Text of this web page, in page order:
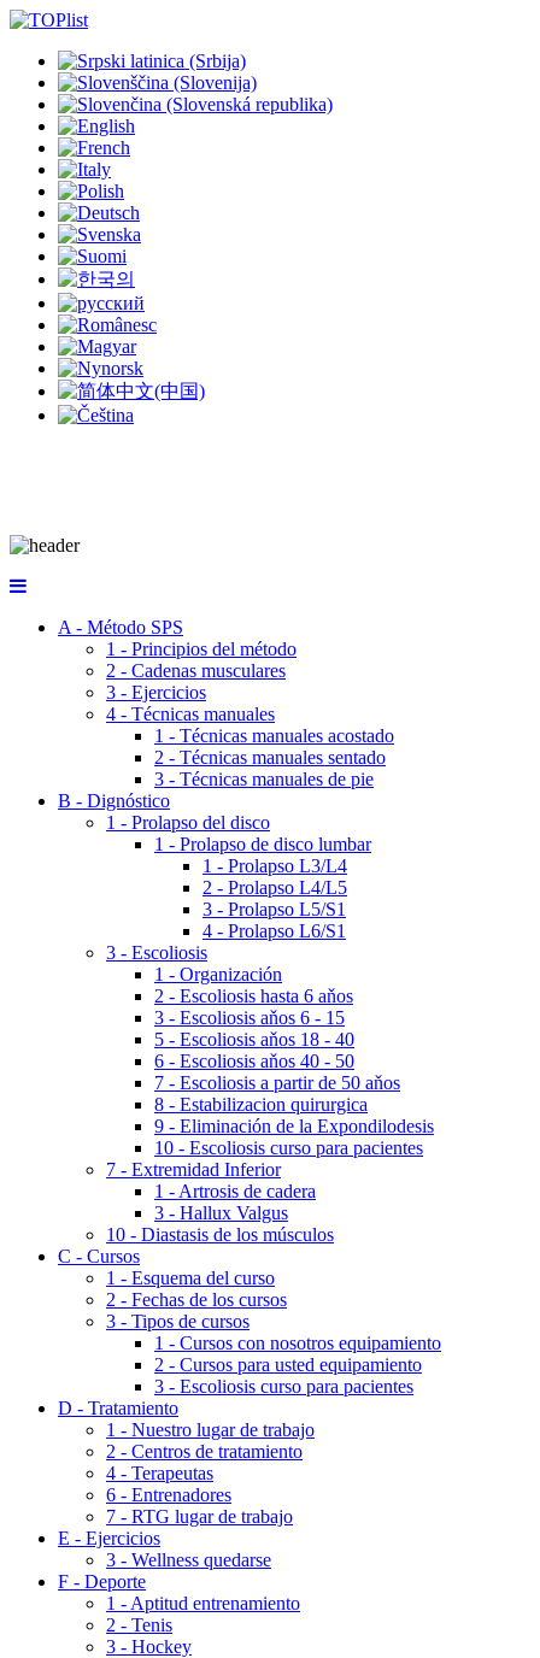
A - Método SPS
1 - Principios del método
2 - Cadenas musculares
3 - Ejercicios
4 - Técnicas manuales
1 - Técnicas manuales acostado
2 - Técnicas manuales sentado
3 - Técnicas manuales de pie
B - Dignóstico
1 - Prolapso del disco
1 - Prolapso de disco lumbar
1 - Prolapso L3/L4
2 - Prolapso L4/L5
3 - Prolapso L5/S1
4 - Prolapso L6/S1
3 - Escoliosis
1 - Organización
2 - Escoliosis hasta 6 aňos
3 - Escoliosis aňos 6 - 15
5 - Escoliosis aňos 18 - 40
6 - Escoliosis aňos 40 - 50
7 - Escoliosis a partir de 50 aňos
8 - Estabilizacion quirurgica
9 - Eliminación de la Expondilodesis
10 - Escoliosis curso para pacientes
7 - Extremidad Inferior
1 - Artrosis de cadera
3 - Hallux Valgus
10 - Diastasis de los músculos
C - Cursos
1 - Esquema del curso
2 - Fechas de los cursos
3 - Tipos de cursos
1 - Cursos con nosotros equipamiento
2 - Cursos para usted equipamiento
3 - Escoliosis curso para pacientes
D - Tratamiento
1 - Nuestro lugar de trabajo
2 - Centros de tratamiento
4 - Terapeutas
6 - Entrenadores
7 - RTG lugar de trabajo
E - Ejercicios
3 - Wellness quedarse
F - Deporte
1 - Aptitud entrenamiento
2 - Tenis
3 - Hockey